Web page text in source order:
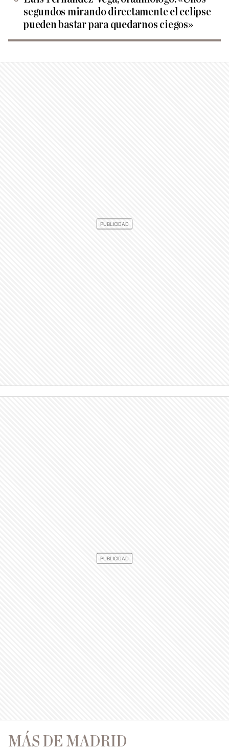
segundos mirando directamente el eclipse
pueden bastar para quedarnos ciegos»
MÁS DE MADRID